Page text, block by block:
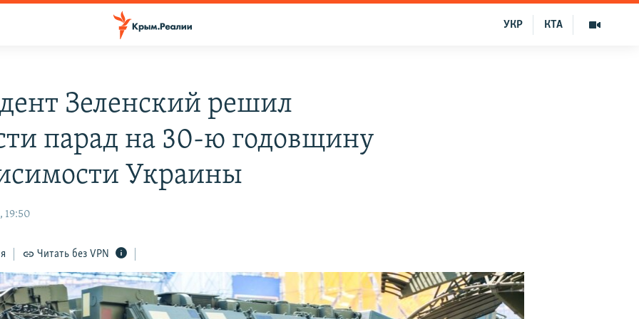
КТА
УКР
Зеленский решил
парад на 30-ю годовщину
Украины
19:50
Читать без VPN